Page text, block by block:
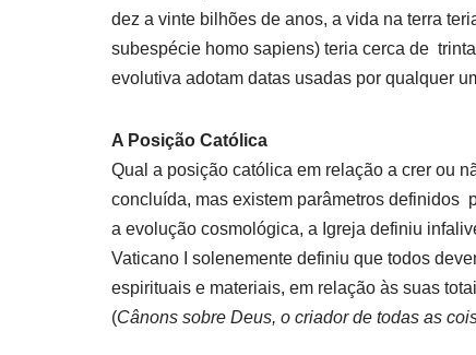
dez a vinte bilhões de anos, a vida na terra
subespécie homo sapiens) teria cerca de
evolutiva adotam datas usadas por qualquer
A Posição Católica
Qual a posição católica em relação a crer ou
concluída, mas existem parâmetros definidos
a evolução cosmológica, a Igreja definiu
Vaticano I solenemente definiu que todos
espirituais e materiais, em relação às suas
(Cânons sobre Deus, o criador de todas as